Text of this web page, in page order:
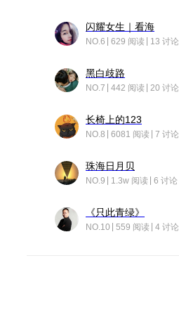
闪耀女生｜看海
NO.6 629 阅读 13 讨论
黑白歧路
NO.7 442 阅读 20 讨论
长椅上的123
NO.8 6081 阅读 7 讨论
珠海日月贝
NO.9 1.3w 阅读 6 讨论
《只此青绿》
NO.10 559 阅读 4 讨论